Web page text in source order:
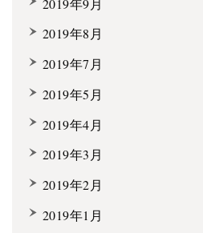
2019年9月
2019年8月
2019年7月
2019年5月
2019年4月
2019年3月
2019年2月
2019年1月